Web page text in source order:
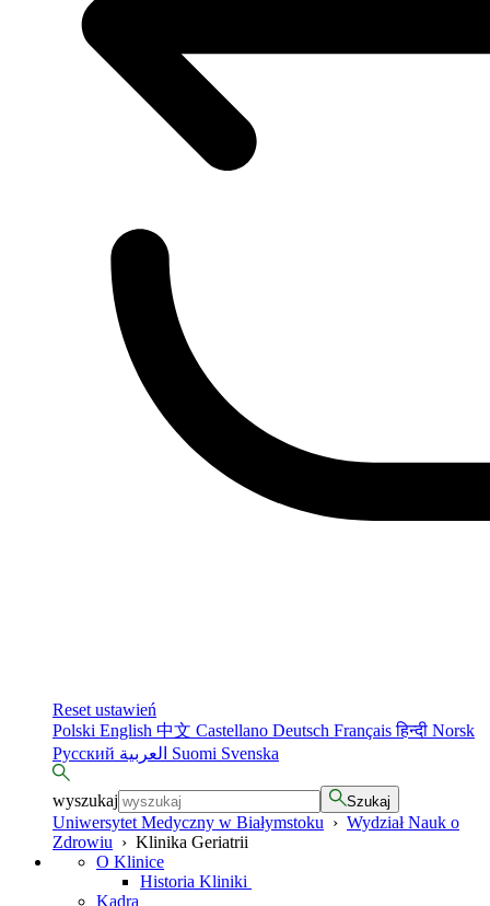
Reset ustawień
Polski English 中文 Castellano Deutsch Françaisहिन्दी Norsk
Русский
Suomi Svenska
wyszukaj Szukaj
Uniwersytet Medyczny w Białymstoku › Wydział Nauk o
Zdrowiu › Klinika Geriatrii
O Klinice
Historia Kliniki
Kadra